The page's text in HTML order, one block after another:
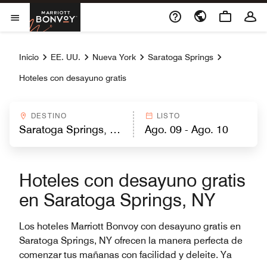
Skip to Content
Abrir el menú
Marriott Bonvoy
Inicio EE. UU. Nueva York Saratoga Springs
Hoteles con desayuno gratis
DESTINO LISTO
Hoteles con desayuno gratis
en Saratoga Springs, NY
Los hoteles Marriott Bonvoy con desayuno gratis en
Saratoga Springs, NY ofrecen la manera perfecta de
comenzar tus mañanas con facilidad y deleite. Ya